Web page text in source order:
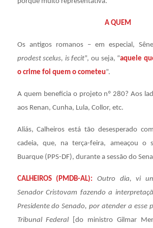
A QUEM
Os antigos romanos – em especial,
prodest scelus, is fecit”, ou seja, “aquele
o crime foi quem o cometeu”.
A quem beneficia o projeto nº 280? Aos
aos Renan, Cunha, Lula, Collor, etc.
Aliás, Calheiros está tão desesperado
cadeia, que, na terça-feira, ameaçou o
Buarque (PPS-DF), durante a sessão do
CALHEIROS (PMDB-AL):
Outro dia, vi
Senador Cristovam fazendo a
Presidente do Senado, por atender a esse
Tribunal Federal
[do ministro Gilmar